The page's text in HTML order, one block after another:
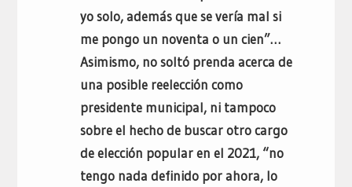
yo solo, además que se vería mal si
me pongo un noventa o un cien”…
Asimismo, no soltó prenda acerca de
una posible reelección como
presidente municipal, ni tampoco
sobre el hecho de buscar otro cargo
de elección popular en el 2021, “no
tengo nada definido por ahora, lo